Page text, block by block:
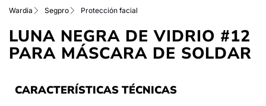
Wardia Segpro Protección facial
LUNA NEGRA DE VIDRIO #12
PARA MÁSCARA DE SOLDAR
CARACTERÍSTICAS TÉCNICAS